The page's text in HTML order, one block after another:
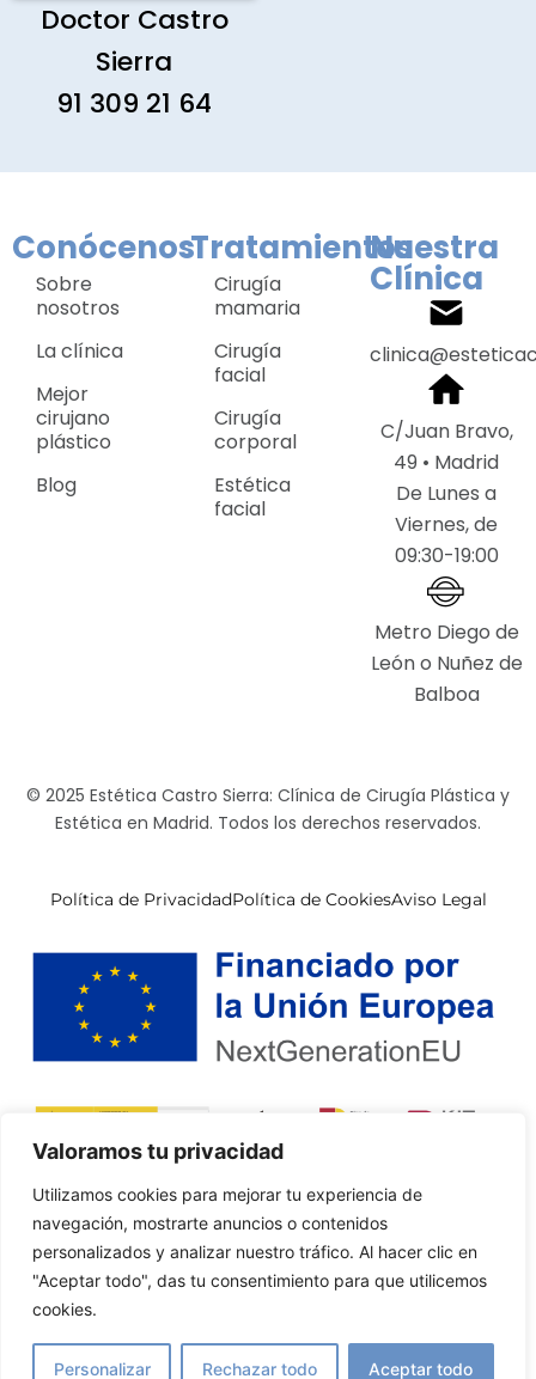
Valoramos tu privacidad
Utilizamos cookies para mejorar tu experiencia de
navegación, mostrarte anuncios o contenidos
personalizados y analizar nuestro tráfico. Al hacer clic en
"Aceptar todo", das tu consentimiento para que utilicemos
cookies.
Personalizar Rechazar todo Aceptar todo
Doctor Castro
Sierra
91 309 21 64
Conócenos
Sobre
nosotros
La clínica
Mejor
cirujano
plástico
Blog
Tratamientos
Cirugía
mamaria
Cirugía
facial
Cirugía
corporal
Estética
facial
Nuestra
Clínica
C/Juan Bravo,
49 • Madrid
De Lunes a
Viernes, de
09:30-19:00
Metro Diego de
León o Nuñez de
Balboa
© 2025 Estética Castro Sierra: Clínica de Cirugía Plástica y
Estética en Madrid. Todos los derechos reservados.
Política de PrivacidadPolítica de CookiesAviso Legal